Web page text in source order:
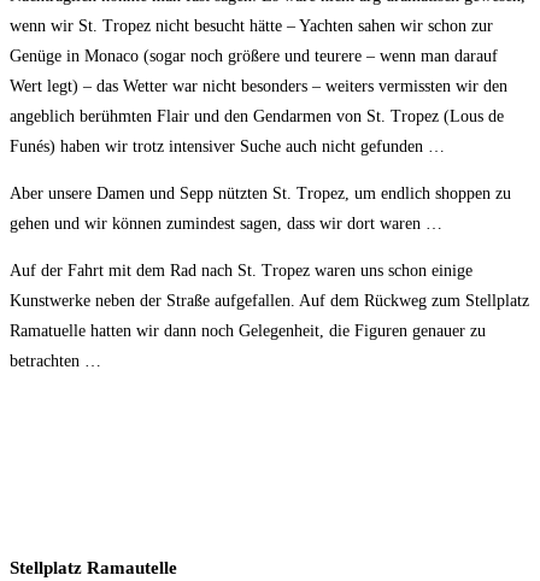
wenn wir St. Tropez nicht besucht hätte – Yachten sahen wir schon zur
Genüge in Monaco (sogar noch größere und teurere – wenn man darauf
Wert legt) – das Wetter war nicht besonders – weiters vermissten wir den
angeblich berühmten Flair und den Gendarmen von St. Tropez (Lous de
Funés) haben wir trotz intensiver Suche auch nicht gefunden …
Aber unsere Damen und Sepp nützten St. Tropez, um endlich shoppen zu
gehen und wir können zumindest sagen, dass wir dort waren …
Auf der Fahrt mit dem Rad nach St. Tropez waren uns schon einige
Kunstwerke neben der Straße aufgefallen. Auf dem Rückweg zum Stellplatz
Ramatuelle hatten wir dann noch Gelegenheit, die Figuren genauer zu
betrachten …
Stellplatz Ramautelle